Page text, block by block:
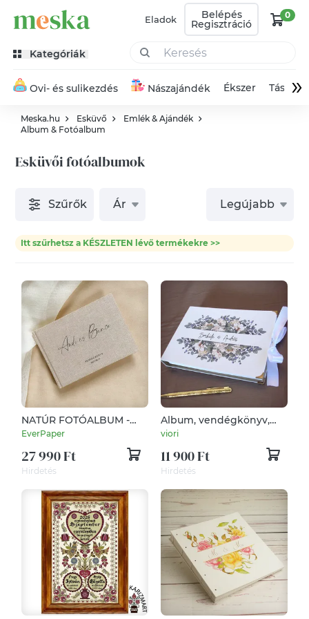
Eladok Belépés
Regisztráció
0
Kategóriák
Ovi- és sulikezdés Nászajándék Ékszer Táska»
Meska.hu Esküvő
Emlék & Ajándék
Album & Fotóalbum
Esküvői fotóalbumok
Szűrők Ár Legújabb
Itt szűrhetsz a KÉSZLETEN lévő termékekre >>
NATÚR FOTÓALBUM -
SCRIPT
EverPaper
27 990 Ft
Hirdetés
Album, vendégkönyv,
emlékkönyv bézs
viori
11 900 Ft
Hirdetés